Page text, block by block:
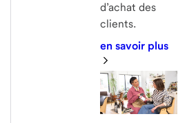
d’achat des
clients.
en savoir plus